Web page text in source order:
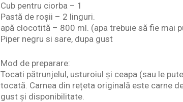
Cub pentru ciorba – 1
Pastă de roșii – 2 linguri.
apă clocotită – 800 ml. (apa trebuie să fie mai
Piper negru si sare, dupa gust
Mod de preparare:
Tocati pătrunjelul, usturoiul și ceapa (sau le
tocată. Carnea din rețeta originală este carne
gust și disponibilitate.